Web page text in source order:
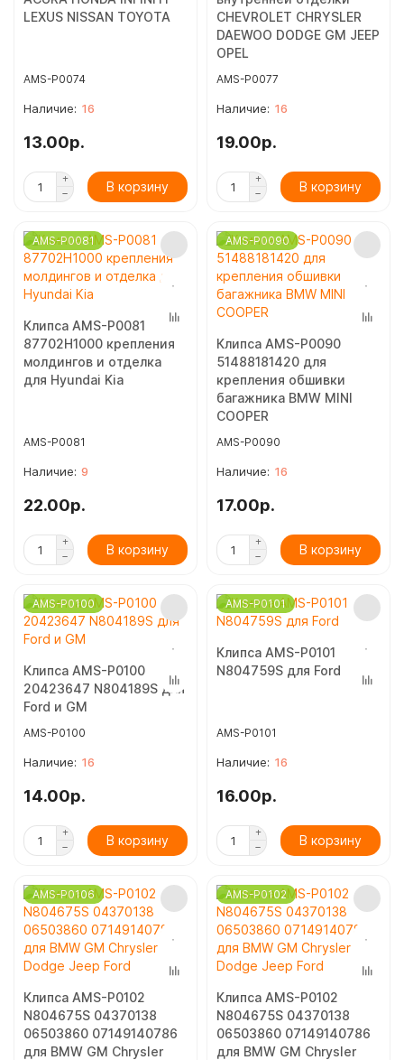
LEXUS NISSAN TOYOTA
AMS-P0074
16
13.00р.
В корзину
CHEVROLET CHRYSLER
DAEWOO DODGE GM JEEP
OPEL
AMS-P0077
16
19.00р.
В корзину
AMS-P0081
Клипса AMS-P0081
87702H1000 крепления
молдингов и отделка
для Hyundai Kia
AMS-P0081
9
22.00р.
В корзину
AMS-P0090
Клипса AMS-P0090
51488181420 для
крепления обшивки
багажника BMW MINI
COOPER
AMS-P0090
16
17.00р.
В корзину
AMS-P0100
Клипса AMS-P0100
20423647 N804189S для
Ford и GM
AMS-P0100
16
14.00р.
В корзину
AMS-P0101
Клипса AMS-P0101
N804759S для Ford
AMS-P0101
16
16.00р.
В корзину
AMS-P0106
Клипса AMS-P0102
N804675S 04370138
06503860 07149140786
для BMW GM Chrysler
AMS-P0102
Клипса AMS-P0102
N804675S 04370138
06503860 07149140786
для BMW GM Chrysler